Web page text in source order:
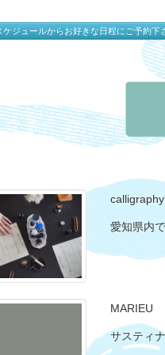
ケジュールからお好きな日程にご予約下
愛知県内
MARIEU
サスティ